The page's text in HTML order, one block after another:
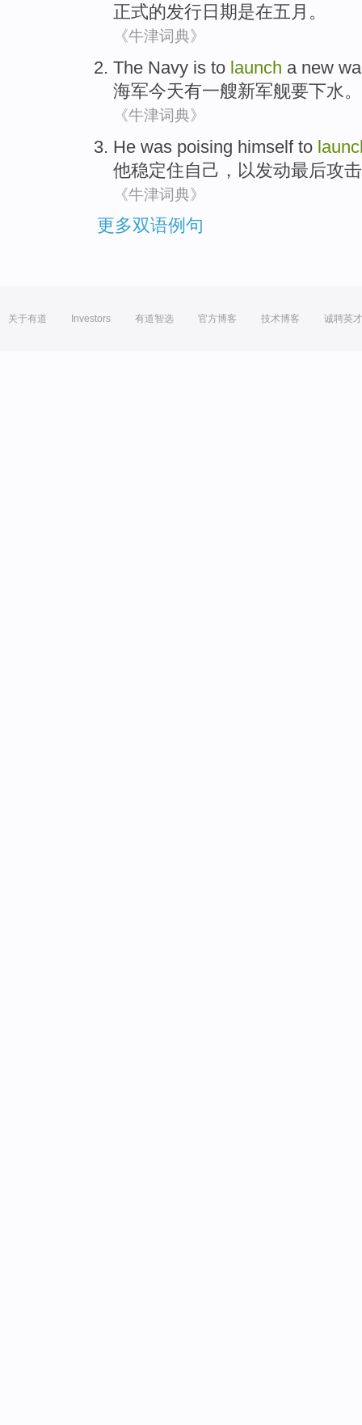
正式的发行日期是在五月 。
《牛津词典》
The Navy is to launch a new
海军今天有一艘新军舰要下水。
《牛津词典》
He was poising himself to
他稳定住自己 ， 以发动最后攻击
《牛津词典》
更多双语例句
关于有道 Investors 有道智选 官方博客 技术博客 诚聘英才